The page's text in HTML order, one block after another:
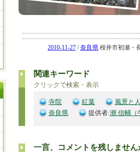
2010-11-27 /奈良県 桜井市初瀬・
関連キーワード
クリックで検索・表示
寺院 紅葉 風景と人
奈良県
提供者:潮 信輔（
一言、コメントを残しません